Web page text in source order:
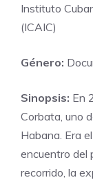
Instituto
(ICAIC)
Género:
Sinopsis: En
Corbata, uno
Habana. Era
encuentro del
recorrido, la